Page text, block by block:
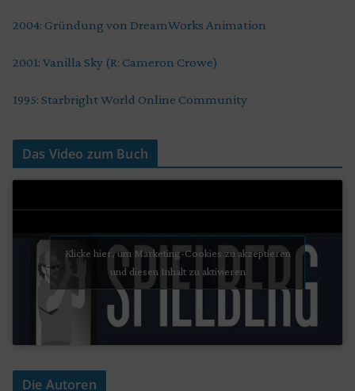
2004: Gründung von DreamWorks Animation
2001: Vanilla Sky (R: Cameron Crowe)
1995: Starbright World Online Community
Das Video zum Buch
Klicke hier, um Marketing-Cookies zu akzeptieren
und diesen Inhalt zu aktivieren
Die Autoren